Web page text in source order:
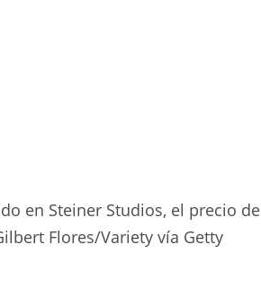
en Steiner Studios, el precio de
Flores/Variety vía Getty